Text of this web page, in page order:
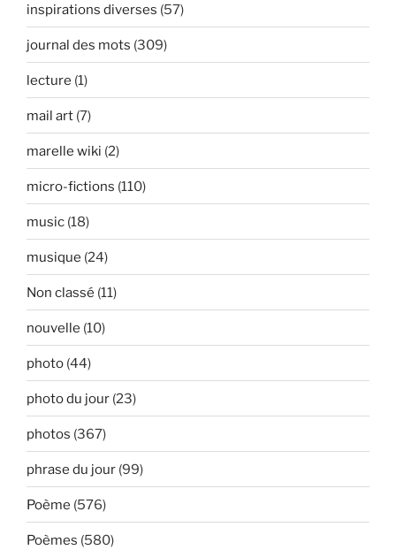
inspirations diverses (57)
journal des mots (309)
lecture (1)
mail art (7)
marelle wiki (2)
micro-fictions (110)
music (18)
musique (24)
Non classé (11)
nouvelle (10)
photo (44)
photo du jour (23)
photos (367)
phrase du jour (99)
Poème (576)
Poèmes (580)